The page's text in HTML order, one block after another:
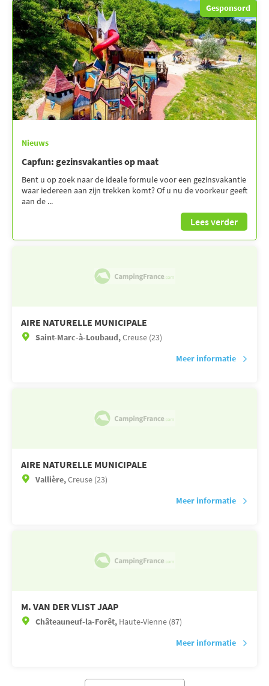
Gesponsord
Nieuws
Capfun: gezinsvakanties op maat
Bent u op zoek naar de ideale formule voor een gezinsvakantie
waar iedereen aan zijn trekken komt? Of u nu de voorkeur geeft
aan de ...
Lees verder
AIRE NATURELLE MUNICIPALE
Saint-Marc-à-Loubaud,Creuse (23)
Meer informatie
AIRE NATURELLE MUNICIPALE
Vallière,Creuse (23)
Meer informatie
M. VAN DER VLIST JAAP
Châteauneuf-la-Forêt, Haute-Vienne (87)
Meer informatie